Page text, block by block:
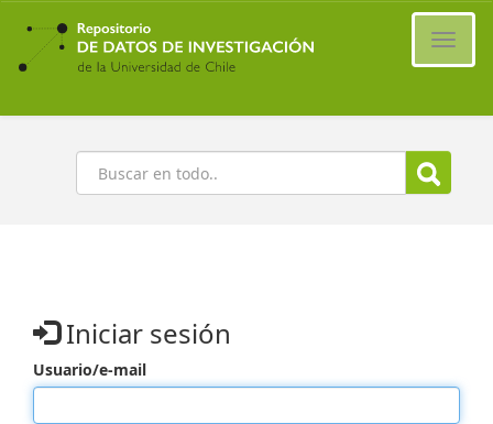
Ir
contenido
principal
Buscar
Iniciar sesión
Usuario/e-mail